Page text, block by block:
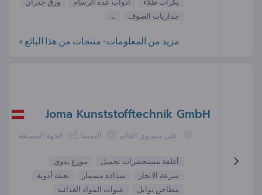
جداريات الصوف
...
مزيد من المعلومات- منتجات من هذا البائع »
Joma Kunststofftechnik GmbH
الجهة المصنعة النمسا على مستوى العالم
أغلفة مستحضرات تجميل
موزع يدوي
سرعة الانجاز
سدادة مسمار
تعبئة أدوية
مطاحن توابل
عبوات المواد الغذائية